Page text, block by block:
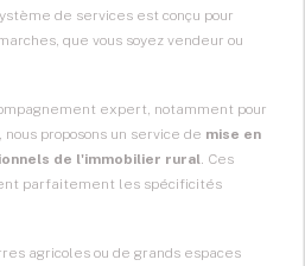
de services est conçu pour
que vous soyez vendeur ou
expert, notamment pour
proposons un service de mise en
de l'immobilier rural. Ces
parfaitement les spécificités
agricoles ou de grands espaces